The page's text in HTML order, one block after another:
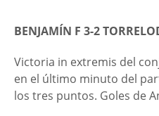
BENJAMÍN F 3-2
Victoria in extremis del
en el último minuto del
los tres puntos. Goles de